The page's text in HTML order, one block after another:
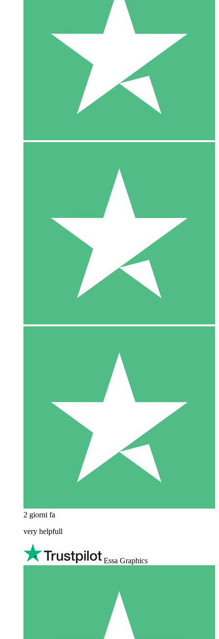
2 giorni fa
very helpfull
Essa Graphics